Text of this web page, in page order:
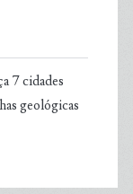
7 cidades
geológicas